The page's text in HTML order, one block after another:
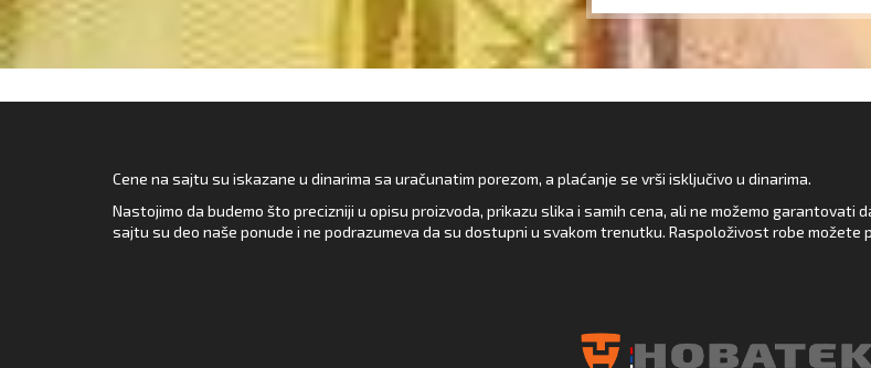
Cene na sajtu su iskazane u dinarima sa uračunatim porezom, a plaćanje se vrši isključivo u dinarima.
Nastojimo da budemo što precizniji u opisu proizvoda, prikazu slika i samih cena, ali ne možemo garantovati
sajtu su deo naše ponude i ne podrazumeva da su dostupni u svakom trenutku. Raspoloživost robe možete